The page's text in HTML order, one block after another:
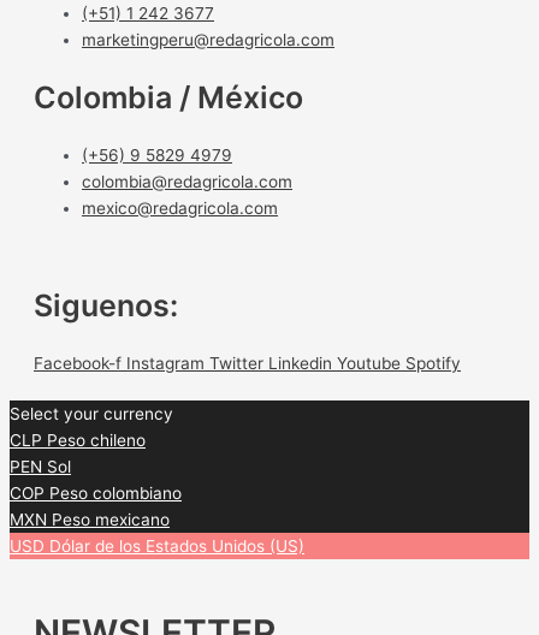
(+51) 1 242 3677
marketingperu@redagricola.com
Colombia / México
(+56) 9 5829 4979
colombia@redagricola.com
mexico@redagricola.com
Siguenos:
Facebook-f Instagram Twitter Linkedin Youtube Spotify
Select your currency
CLP Peso chileno
PEN Sol
COP Peso colombiano
MXN Peso mexicano
USD Dólar de los Estados Unidos (US)